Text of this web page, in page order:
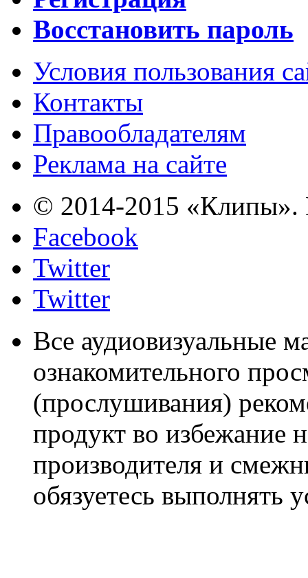
Восстановить пароль
Условия пользования
Контакты
Правообладателям
Реклама на сайте
© 2014-2015 «Клипы».
Facebook
Twitter
Twitter
Все аудиовизуальные
ознакомительного
(прослушивания)
продукт во избежание
производителя и
обязуетесь выполнять